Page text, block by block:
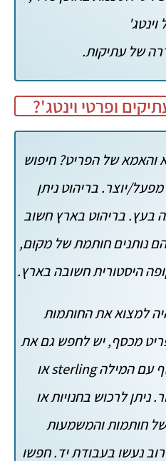
של עתיקות.
ופרטי וינטג'?
והאמא של הפריט? חיפוש
מפעל/יוצר. בריהוט ניתן
בעץ. בריהוט בארץ חשוב
נותנים חותמת של מקום,
היסטורית חשובה בארץ.
למצוא את החותמות
מכסף, יש לחפש גם את
החותמת המקובלת לכסף עם המילה sterling או
ניתן לרכוש בחנויות או
של חותמות והמשמעות
נעשו בעבודת יד. חפשו